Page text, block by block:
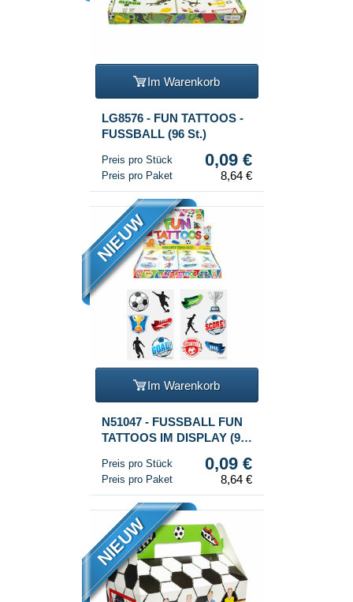
Im Warenkorb
LG8576 - FUN TATTOOS -
FUSSBALL (96 St.)
Preis pro Stück 0,09 €
Preis pro Paket 8,64 €
NIEUW
Im Warenkorb
N51047 - FUSSBALL FUN
TATTOOS IM DISPLAY (96
Preis pro Stück 0,09 €
Preis pro Paket 8,64 €
NIEUW